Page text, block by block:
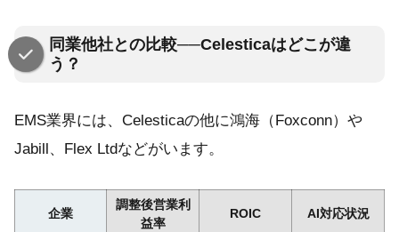
同業他社との比較──Celesticaはどこが違
う？
EMS業界には、Celesticaの他に鴻海（Foxconn）や
Jabill、Flex Ltdなどがいます。
企業
調整後営業利
益率
ROIC AI対応状況